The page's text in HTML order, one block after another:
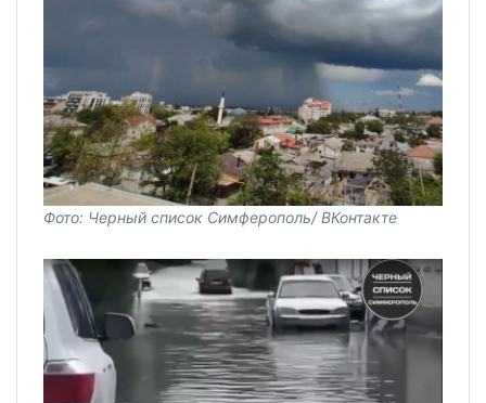
Фото: Черный список Симферополь/ ВКонтакте